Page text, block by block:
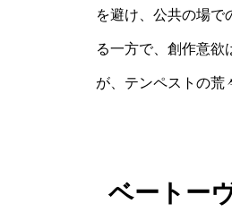
を避け、公共の場で
る一方で、創作意欲
が、テンペストの荒
ベートー